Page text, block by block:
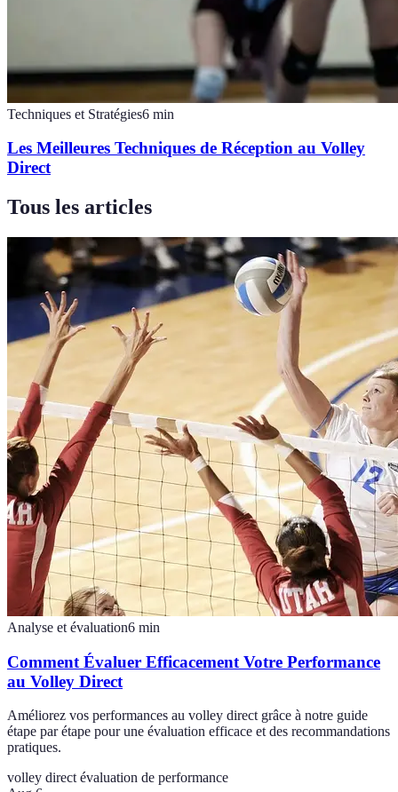
Techniques et Stratégies6 min
Les Meilleures Techniques de Réception au Volley
Direct
Tous les articles
Analyse et évaluation6 min
Comment Évaluer Efficacement Votre Performance
au Volley Direct
Améliorez vos performances au volley direct grâce à notre guide
étape par étape pour une évaluation efficace et des recommandations
pratiques.
volley directévaluation de performance